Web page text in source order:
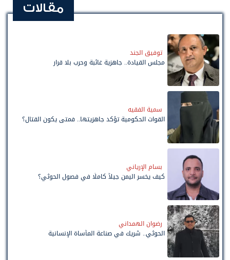
مقالات
توفيق الجند
مجلس القيادة.. جاهزية غائبة وحرب بلا قرار
سمية الفقيه
القوات الحكومية تؤكد جاهزيتها.. فمتى يكون القتال؟
بسام الإرياني
كيف يخسر اليمن جيلاً كاملًا في فصول الحوثي؟
رضوان الهمداني
الحوثي.. شريك في صناعة المأساة الإنسانية